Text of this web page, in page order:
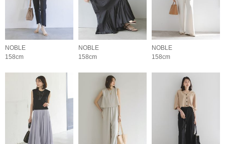
NOBLE
158cm
NOBLE
158cm
NOBLE
158cm